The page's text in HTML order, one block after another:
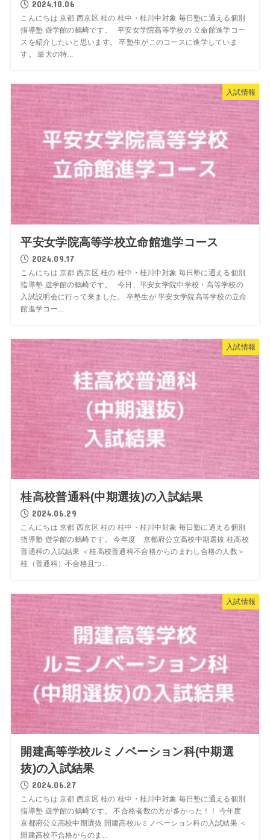
2024.10.06
こんにちは 京都 西京区 桂の 桂中・桂川中対象 毎日塾に通える個別
指導塾 遊学館の鶴崎です。 平安女学院高等学校の 立命館進学コー
スを紹介したいと思います。 卒塾生がこのコースに進学していま
す。 最大の特...
入試情報
平安女学院高等学校立命館進学コース
2024.09.17
こんにちは 京都 西京区 桂の 桂中・桂川中対象 毎日塾に通える個別
指導塾 遊学館の鶴崎です。 今日、平安女学院中学校・高等学校の
入試説明会に行って来ました。 卒塾生が 平安女学院高等学校の立命
館進学コー...
入試情報
桂高校普通科(中期選抜)の入試結果
2024.06.29
こんにちは 京都 西京区 桂の 桂中・桂川中対象 毎日塾に通える個別
指導塾 遊学館の鶴崎です。 今年度 京都府公立高校中期選抜 桂高校
普通科の入試結果 ＜桂高校普通科不合格からのまわし合格の人数＞
桂（普通科）不合格且つ...
入試情報
開建高等学校ルミノベーション科(中期選
抜)の入試結果
2024.06.27
こんにちは 京都 西京区 桂の 桂中・桂川中対象 毎日塾に通える個別
指導塾 遊学館の鶴崎です。 不合格者数の方が多かった！！ 今年度
京都府公立高校中期選抜 開建高校ルミノベーション科の入試結果 ＜
開建高校不合格からのま...